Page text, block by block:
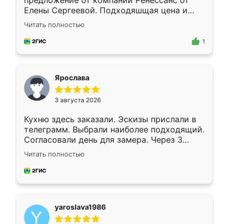
Елены Сергеевой. Подходяшщая цена и
короткие сроки изготовления. Приехавший
для замера сотрудник Владислав
предложил по моему эскизу самый
Читать полностью
1
Ярослава
3 августа 2026
Кухню здесь заказали. Эскизы прислали в
телеграмм. Выбрали наиболее подходящий.
Согласовали день для замера. Через 3
недели кухня была уже готова. Остались
довольны работой. Спасибо Ренессанс
мебель за качественную работу!
Читать полностью
yaroslava1986